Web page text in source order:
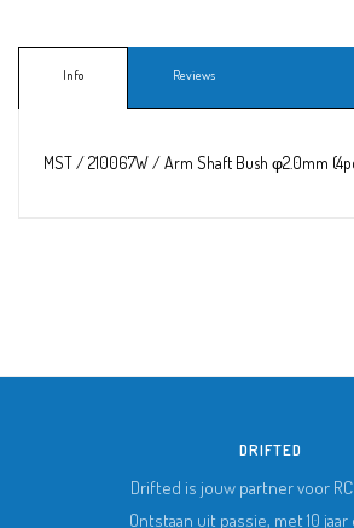
Info Reviews
MST / 210067W / Arm Shaft Bush φ2.0mm
DRIFTED
Drifted is jouw partner voor
Ontstaan uit passie, met 10 jaar